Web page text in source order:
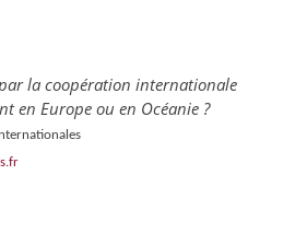
par la coopération internationale
en Europe ou en Océanie ?